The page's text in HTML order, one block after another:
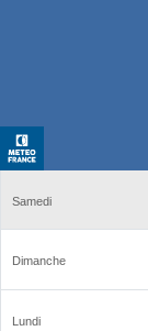
Samedi
Dimanche
Lundi